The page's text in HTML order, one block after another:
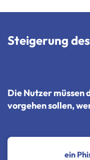
Steigerung
Die Nutzer
vorgehen sollen,
ein